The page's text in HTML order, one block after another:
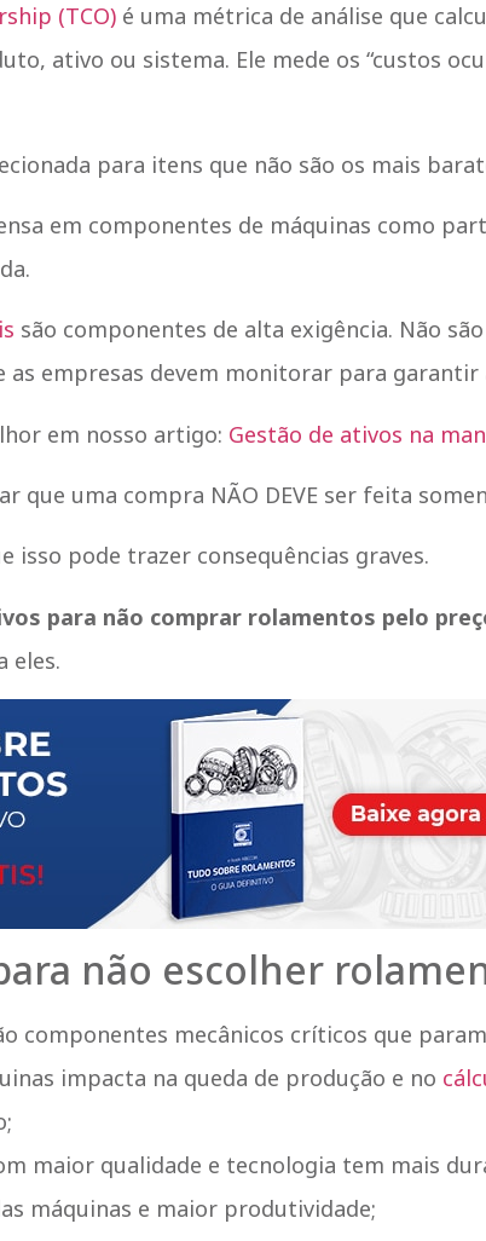
(TCO) é uma métrica de análise que
ativo ou sistema. Ele mede os “custos
para itens que não são os mais
em componentes de máquinas como
são componentes de alta exigência. Não
as empresas devem monitorar para garantir
em nosso artigo: Gestão de ativos na
que uma compra NÃO DEVE ser feita
isso pode trazer consequências graves.
para não comprar rolamentos pelo
eles.
não escolher
componentes mecânicos críticos que
impacta na queda de produção e no
maior qualidade e tecnologia tem mais
máquinas e maior produtividade;